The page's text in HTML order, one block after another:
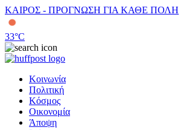
ΚΑΙΡΟΣ - ΠΡΟΓΝΩΣΗ ΓΙΑ ΚΑΘΕ ΠΟΛΗ
33°C
Κοινωνία
Πολιτική
Κόσμος
Οικονομία
Άποψη